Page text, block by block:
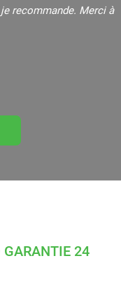
recommande. Merci à
24